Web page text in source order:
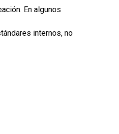
En algunos
internos, no